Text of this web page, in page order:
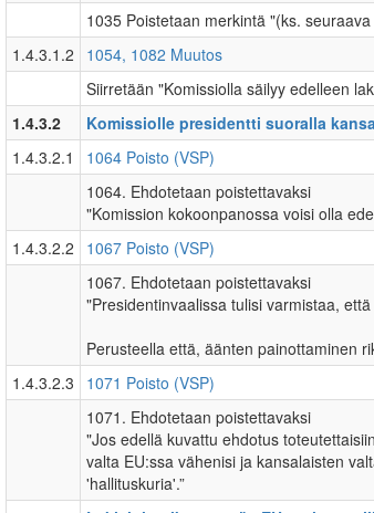
1035 Poistetaan merkintä "(ks.
1.4.3.1.2
1054, 1082 Muutos
Siirretään "Komissiolla säilyy edelleen
1.4.3.2
Komissiolle presidentti suoralla
1.4.3.2.1
1064 Poisto (VSP)
1064. Ehdotetaan poistettavaksi
"Komission kokoonpanossa voisi olla
1.4.3.2.2
1067 Poisto (VSP)
1067. Ehdotetaan poistettavaksi
"Presidentinvaalissa tulisi varmistaa,
Perusteella että, äänten painottaminen
1.4.3.2.3
1071 Poisto (VSP)
1071. Ehdotetaan poistettavaksi
"Jos edellä kuvattu ehdotus
valta EU:ssa vähenisi ja kansalaisten
'hallituskuria'.”